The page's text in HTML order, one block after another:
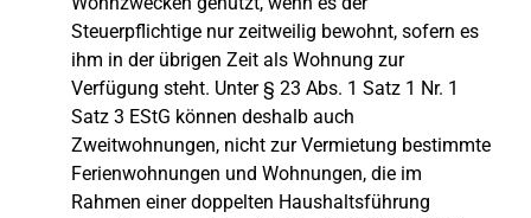
Steuerpflichtige nur zeitweilig bewohnt, sofern es
ihm in der übrigen Zeit als Wohnung zur
Verfügung steht. Unter § 23 Abs. 1 Satz 1 Nr. 1
Satz 3 EStG können deshalb auch
Zweitwohnungen, nicht zur Vermietung bestimmte
Ferienwohnungen und Wohnungen, die im
Rahmen einer doppelten Haushaltsführung